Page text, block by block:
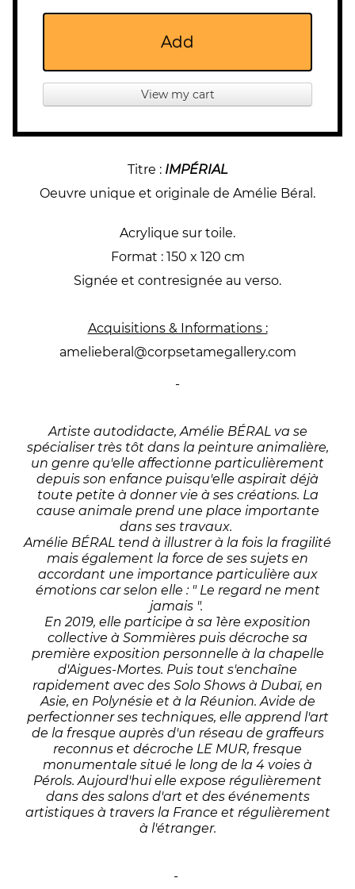
Add
View my cart
Titre : IMPÉRIAL
Oeuvre unique et originale de Amélie Béral.
Acrylique sur toile.
Format : 150 x 120 cm
Signée et contresignée au verso.
Acquisitions & Informations :
amelieberal@corpsetamegallery.com
-
Artiste autodidacte, Amélie BÉRAL va se
spécialiser très tôt dans la peinture animalière,
un genre qu'elle affectionne particulièrement
depuis son enfance puisqu'elle aspirait déjà
toute petite à donner vie à ses créations. La
cause animale prend une place importante
dans ses travaux.
Amélie BÉRAL tend à illustrer à la fois la fragilité
mais également la force de ses sujets en
accordant une importance particulière aux
émotions car selon elle : " Le regard ne ment
jamais ".
En 2019, elle participe à sa 1ère exposition
collective à Sommières puis décroche sa
première exposition personnelle à la chapelle
d'Aigues-Mortes. Puis tout s'enchaîne
rapidement avec des Solo Shows à Dubaï, en
Asie, en Polynésie et à la Réunion. Avide de
perfectionner ses techniques, elle apprend l'art
de la fresque auprès d'un réseau de graffeurs
reconnus et décroche LE MUR, fresque
monumentale situé le long de la 4 voies à
Pérols. Aujourd'hui elle expose régulièrement
dans des salons d'art et des événements
artistiques à travers la France et régulièrement
à l'étranger.
-